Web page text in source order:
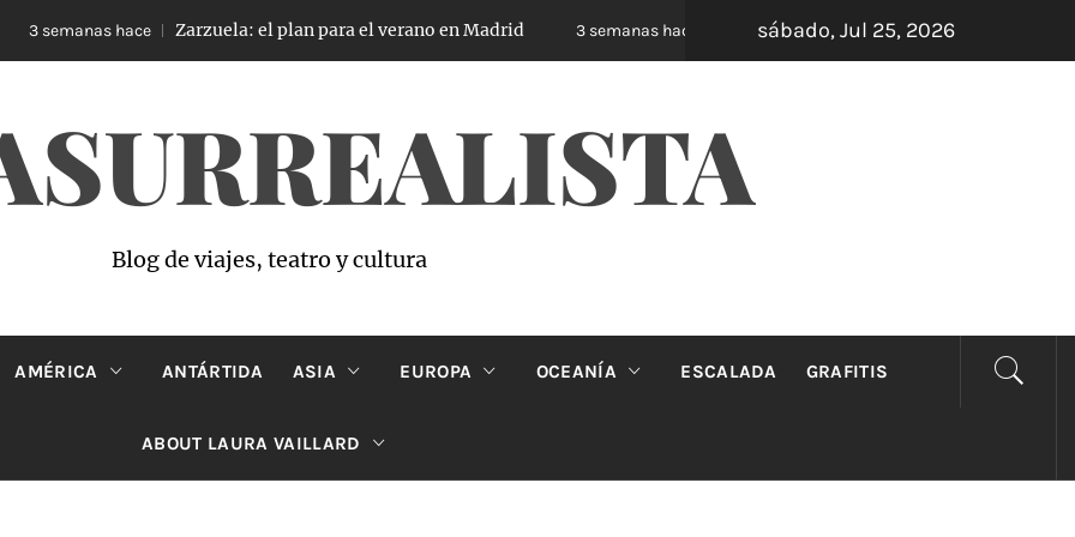
3 semanas hace Zarzuela: el plan para el verano en Madrid 3 semanas hace Oveja Negra: el unipersonal que se ríe de los
sábado, Jul 25, 2026
Blog de viajes, teatro y cultura
AMÉRICA ANTÁRTIDA ASIA EUROPA OCEANÍA ESCALADA GRAFITIS
ABOUT LAURA VAILLARD